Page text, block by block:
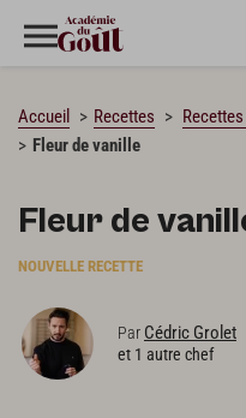
Accueil Recettes
Fleur de vanille
Fleur de
NOUVELLE RECETTE
Par Cédric Grolet
et 1 autre chef
CHARGEMENT…